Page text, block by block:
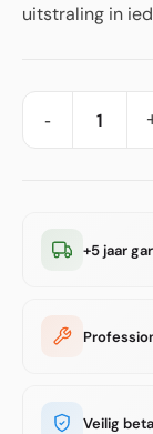
uitstraling in
-
+5 jaar
Veilig